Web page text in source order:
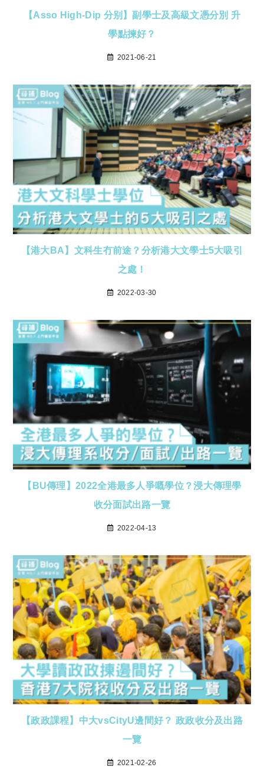
【Asso High-Dip 分别】副學士及高級文憑分別 升
學點揀好？
2021-06-21
【港大BA】文科生冇前途？分析港大文學士5大吸引
之處！
2022-03-30
【BU傳理】2022全港最多人爭嘅學位？浸大傳理學
收分面試出路一覽
2022-04-13
【政政課程】中大vsCityU邊間好？ 政政收分及出路
一覽
2021-02-26